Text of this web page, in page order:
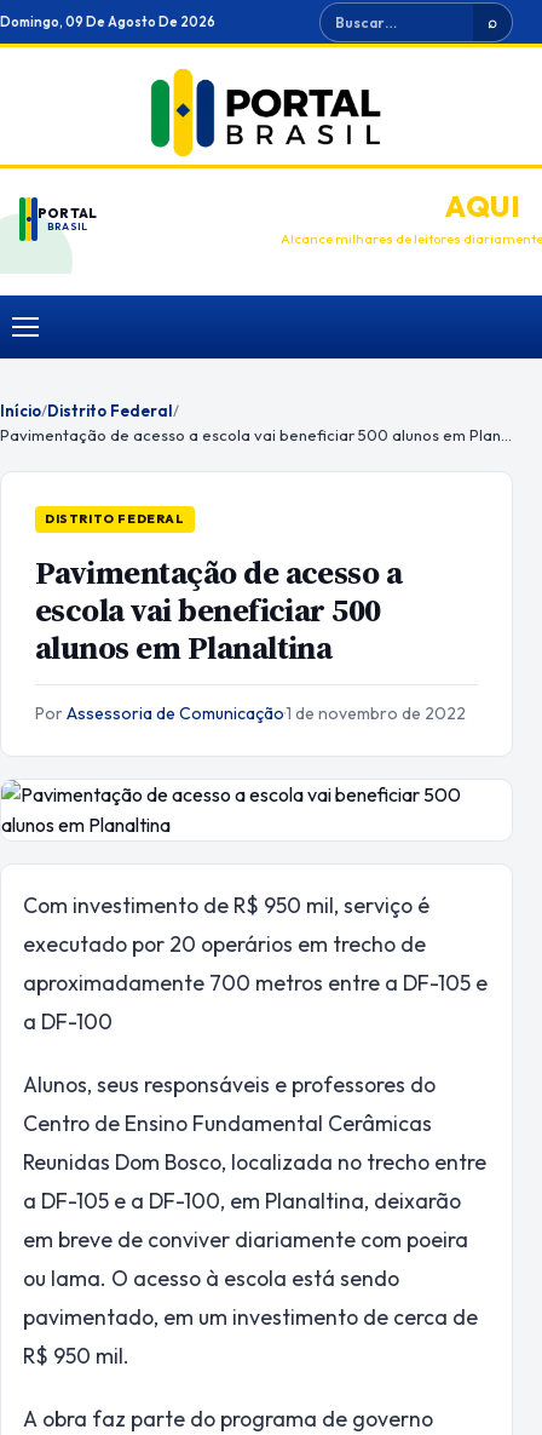
Ir
para
Domingo, 09 De Agosto De 2026 Buscar ⌕
PORTAL
BRASIL
ANUNCIEAQUI
Alcance milhares de leitores diariamente
Menu
Início/Distrito Federal/
DISTRITO FEDERAL
Pavimentação de acesso a
escola vai beneficiar 500
alunos em Planaltina
PorAssessoria de Comunicação·1 de novembro de 2022
Com investimento de R$ 950 mil, serviço é
executado por 20 operários em trecho de
aproximadamente 700 metros entre a DF-105 e
a DF-100
Alunos, seus responsáveis e professores do
Centro de Ensino Fundamental Cerâmicas
Reunidas Dom Bosco, localizada no trecho entre
a DF-105 e a DF-100, em Planaltina, deixarão
em breve de conviver diariamente com poeira
ou lama. O acesso à escola está sendo
pavimentado, em um investimento de cerca de
R$ 950 mil.
A obra faz parte do programa de governo